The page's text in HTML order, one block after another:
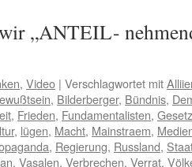
„ANTEIL-
, Video | Verschlagwortet mit
, Bilderberger, Bündnis,
, Frieden, Fundamentalisten, Gesetz
, lügen, Macht, Mainstraem,
, Regierung, Russland,
, Vasalen, Verbrechen, Verrat,